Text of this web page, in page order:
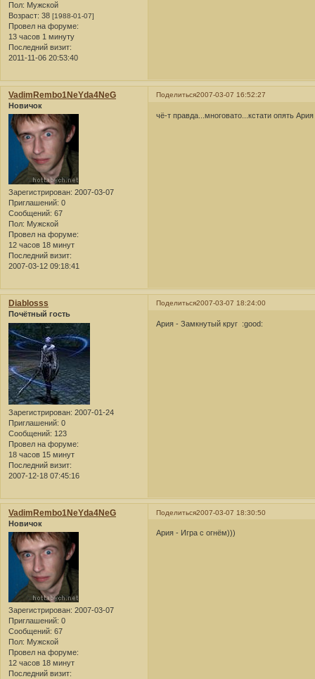
Пол: Мужской
Возраст: 38 [1988-01-07]
Провел на форуме:
13 часов 1 минуту
Последний визит:
2011-11-06 20:53:40
Поделиться2007-03-07 16:52:27
VadimRembo1NeYda4NeG
Новичок
Зарегистрирован: 2007-03-07
Приглашений: 0
Сообщений: 67
Пол: Мужской
Провел на форуме:
12 часов 18 минут
Последний визит:
2007-03-12 09:18:41
чё-т правда...многовато...кстати опять Ария
Поделиться2007-03-07 18:24:00
Diablosss
Почётный гость
Зарегистрирован: 2007-01-24
Приглашений: 0
Сообщений: 123
Провел на форуме:
18 часов 15 минут
Последний визит:
2007-12-18 07:45:16
Ария - Замкнутый круг :good:
Поделиться2007-03-07 18:30:50
VadimRembo1NeYda4NeG
Новичок
Зарегистрирован: 2007-03-07
Приглашений: 0
Сообщений: 67
Пол: Мужской
Провел на форуме:
12 часов 18 минут
Последний визит:
Ария - Игра с огнём)))